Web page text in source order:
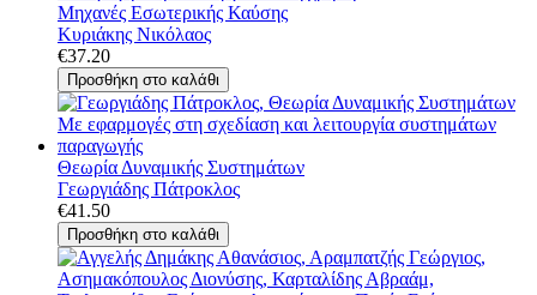
Μηχανές Εσωτερικής Καύσης
Κυριάκης Νικόλαος
€37.20
Θεωρία Δυναμικής Συστημάτων
Γεωργιάδης Πάτροκλος
€41.50